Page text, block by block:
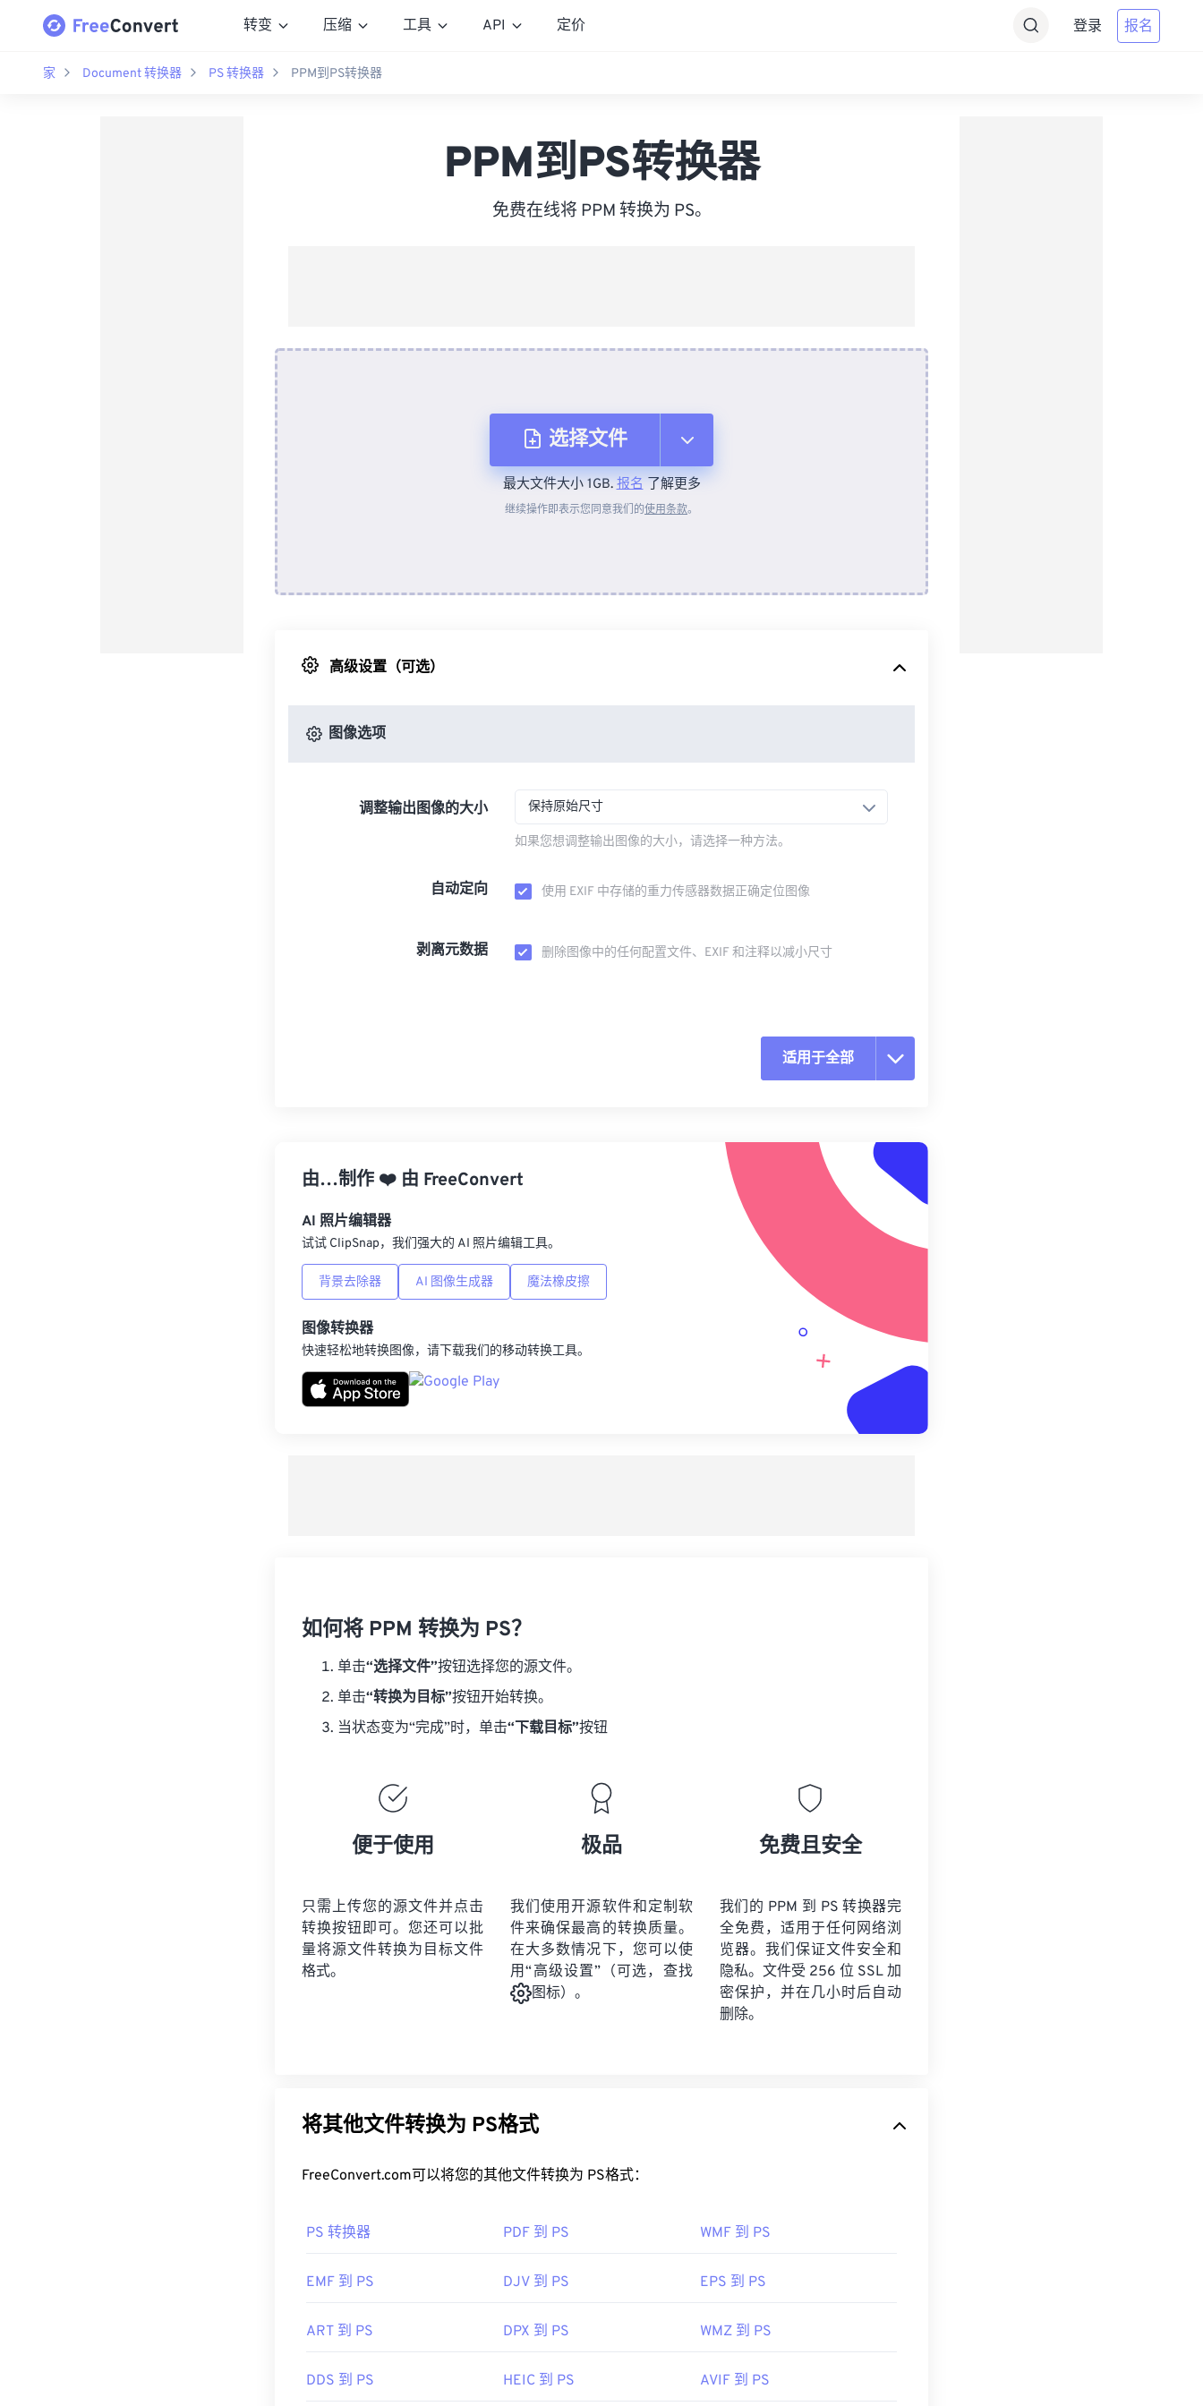
转变 压缩 工具 API 定价 登录 报名
家 Document 转换器 PS 转换器 PPM到PS转换器
PPM到PS转换器
免费在线将 PPM 转换为 PS。
选择文件
从设备
最大文件大小 1GB.报名了解更多
继续操作即表示您同意我们的使用条款。
高级设置（可选）
图像选项
调整输出图像的大小 保持原始尺寸
如果您想调整输出图像的大小，请选择一种方法。
自动定向 使用 EXIF 中存储的重力传感器数据正确定位图像
剥离元数据 删除图像中的任何配置文件、EXIF 和注释以减小尺寸
适用于全部
从预设应用
另存为预设
由…制作 ❤️ 由 FreeConvert
AI 照片编辑器
试试 ClipSnap，我们强大的 AI 照片编辑工具。
背景去除器 AI 图像生成器 魔法橡皮擦
图像转换器
快速轻松地转换图像，请下载我们的移动转换工具。
如何将 PPM 转换为 PS？
单击“选择文件”按钮选择您的源文件。
单击“转换为目标”按钮开始转换。
当状态变为“完成”时，单击“下载目标”按钮
便于使用
只需上传您的源文件并点击
转换按钮即可。您还可以批
量将源文件转换为目标文件
格式。
极品
我们使用开源软件和定制软
件来确保最高的转换质量。
在大多数情况下，您可以使
用“高级设置”（可选，查找
图标）。
免费且安全
我们的 PPM 到 PS 转换器完
全免费，适用于任何网络浏
览器。我们保证文件安全和
隐私。文件受 256 位 SSL 加
密保护，并在几小时后自动
删除。
将其他文件转换为 PS格式
FreeConvert.com可以将您的其他文件转换为 PS格式：
PS 转换器 PDF 到 PS WMF 到 PS
EMF 到 PS DJV 到 PS EPS 到 PS
ART 到 PS DPX 到 PS WMZ 到 PS
DDS 到 PS HEIC 到 PS AVIF 到 PS